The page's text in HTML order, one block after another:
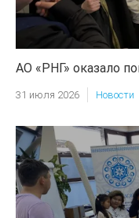
АО «РНГ» оказало
31 июля 2026 Новости